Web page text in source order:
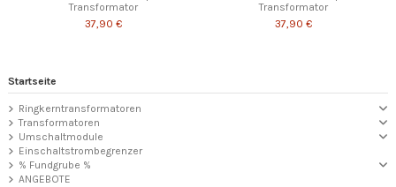
Transformator
37,90 €
Transformator
37,90 €
Startseite
Ringkerntransformatoren
Transformatoren
Umschaltmodule
Einschaltstrombegrenzer
% Fundgrube %
ANGEBOTE